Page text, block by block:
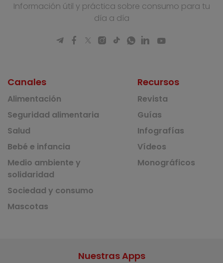
Información útil y práctica sobre consumo para tu
día a día
Canales
Alimentación
Seguridad alimentaria
Salud
Bebé e infancia
Medio ambiente y
solidaridad
Sociedad y consumo
Mascotas
Recursos
Revista
Guías
Infografías
Vídeos
Monográficos
Nuestras Apps